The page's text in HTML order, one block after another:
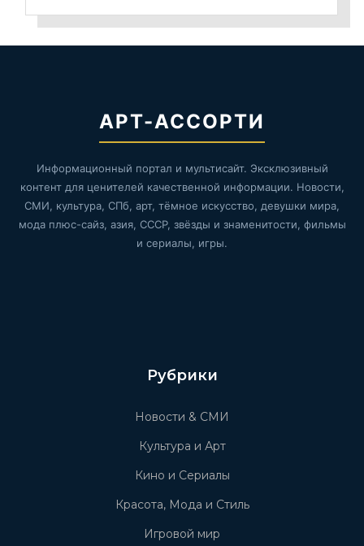
АРТ-АССОРТИ
Информационный портал и мультисайт. Эксклюзивный
контент для ценителей качественной информации. Новости,
СМИ, культура, СПб, арт, тёмное искусство, девушки мира,
мода плюс-сайз, азия, СССР, звёзды и знаменитости, фильмы
и сериалы, игры.
Рубрики
Новости & СМИ
Культура и Арт
Кино и Сериалы
Красота, Мода и Стиль
Игровой мир